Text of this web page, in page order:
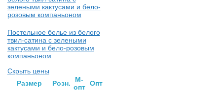
Постельное белье из белого
твил-сатина с зелеными
кактусами и бело-розовым
компаньоном
Скрыть цены
Раз­мер
Розн.
М-
опт Опт